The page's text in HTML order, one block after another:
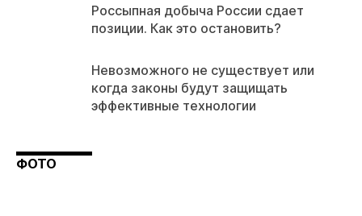
Россыпная добыча России сдает
позиции. Как это остановить?
Невозможного не существует или
когда законы будут защищать
эффективные технологии
ФОТО